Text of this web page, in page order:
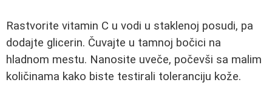
Rastvorite vitamin C u vodi u staklenoj posudi, pa
dodajte glicerin. Čuvajte u tamnoj bočici na
hladnom mestu. Nanosite uveče, počevši sa malim
količinama kako biste testirali toleranciju kože.